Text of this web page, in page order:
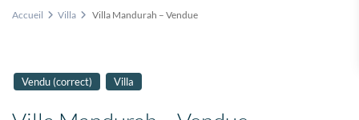
Accueil Villa Villa Mandurah – Vendue
Vendu (correct) Villa